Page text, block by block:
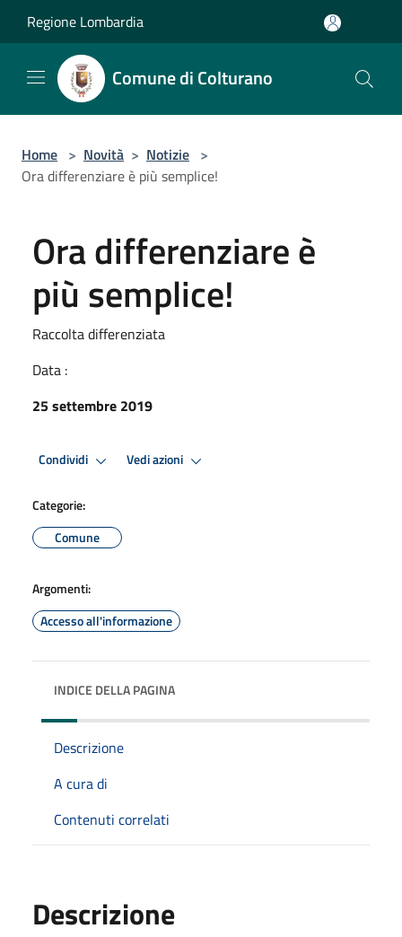
Regione Lombardia
Comune di Colturano
Home > Novità > Notizie >
Ora differenziare è più semplice!
Ora differenziare è
più semplice!
Raccolta differenziata
Data :
25 settembre 2019
Condividi Vedi azioni
Categorie:
Comune
Argomenti:
Accesso all'informazione
INDICE DELLA PAGINA
Descrizione
A cura di
Contenuti correlati
Descrizione